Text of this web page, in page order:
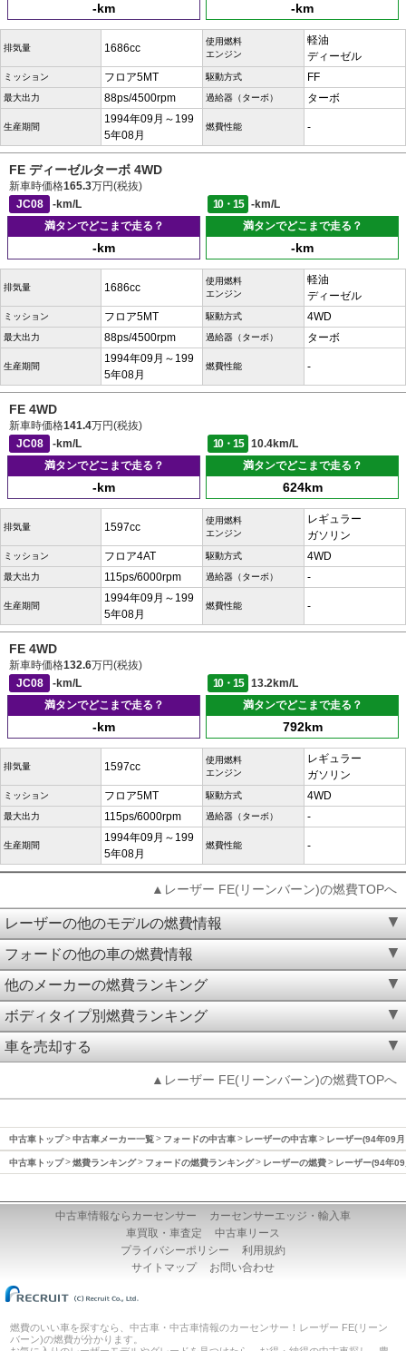
-km -km
排気量 1686cc
使用燃料
エンジン
軽油
ディーゼル
ミッション フロア5MT 駆動方式 FF
最大出力 88ps/4500rpm 過給器（ターボ） ターボ
生産期間
1994年09月～199
5年08月
燃費性能 -
FE ディーゼルターボ 4WD
新車時価格165.3万円(税抜)
JC08
-km/L 10・15
-km/L
満タンでどこまで走る？
-km
満タンでどこまで走る？
-km
排気量 1686cc
使用燃料
エンジン
軽油
ディーゼル
ミッション フロア5MT 駆動方式 4WD
最大出力 88ps/4500rpm 過給器（ターボ） ターボ
生産期間
1994年09月～199
5年08月
燃費性能 -
FE 4WD
新車時価格141.4万円(税抜)
JC08
-km/L 10・15
10.4km/L
満タンでどこまで走る？
-km
満タンでどこまで走る？
624km
排気量 1597cc
使用燃料
エンジン
レギュラー
ガソリン
ミッション フロア4AT 駆動方式 4WD
最大出力 115ps/6000rpm 過給器（ターボ） -
生産期間
1994年09月～199
5年08月
燃費性能 -
FE 4WD
新車時価格132.6万円(税抜)
JC08
-km/L 10・15
13.2km/L
満タンでどこまで走る？
-km
満タンでどこまで走る？
792km
排気量 1597cc
使用燃料
エンジン
レギュラー
ガソリン
ミッション フロア5MT 駆動方式 4WD
最大出力 115ps/6000rpm 過給器（ターボ） -
生産期間
1994年09月～199
5年08月
燃費性能 -
▲レーザー FE(リーンバーン)の燃費TOPへ
レーザーの他のモデルの燃費情報
フォードの他の車の燃費情報
他のメーカーの燃費ランキング
ボディタイプ別燃費ランキング
車を売却する
▲レーザー FE(リーンバーン)の燃費TOPへ
中古車トップ 中古車メーカー一覧 フォードの中古車 レーザーの中古車 レーザー(94年09
中古車トップ 燃費ランキング フォードの燃費ランキング レーザーの燃費 レーザー(94年
中古車情報ならカーセンサー
カーセンサーエッジ・輸入車
車買取・車査定
中古車リース
プライバシーポリシー
利用規約
サイトマップ
お問い合わせ
燃費のいい車を探すなら、中古車・中古車情報のカーセンサー！レーザー FE(リーン
バーン)の燃費が分かります。